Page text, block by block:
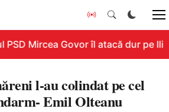
PSD Mircea Govor îl atacă dur pe
l-au colindat pe cel
Emil Olteanu